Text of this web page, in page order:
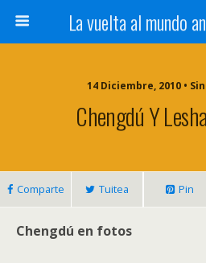
La vuelta al mundo
14 Diciembre, 2010 •
Chengdú Y
Comparte Tuitea Pin
Chengdú en fotos